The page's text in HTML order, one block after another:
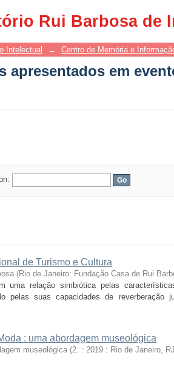
Rui Barbosa de
apresentados em
Intelectual → Centro de Memória e
apresentados em
de Turismo e Cultura
(Rio de Janeiro: Fundação Casa de Rui
uma relação simbiótica pelas
pelas suas capacidades de reverberação
: uma abordagem museológica
museológica (2. : 2019 : Rio de Janeiro,